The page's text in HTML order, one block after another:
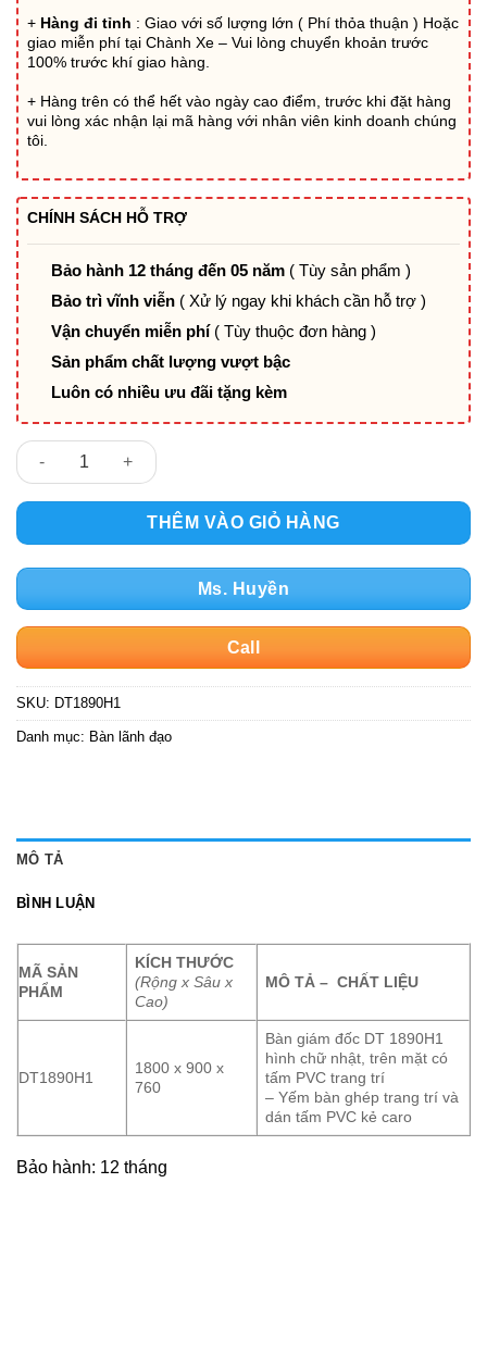
+ Hàng đi tỉnh : Giao với số lượng lớn ( Phí thỏa thuận ) Hoặc
giao miễn phí tại Chành Xe – Vui lòng chuyển khoản trước
100% trước khí giao hàng.
+ Hàng trên có thể hết vào ngày cao điểm, trước khi đặt hàng
vui lòng xác nhận lại mã hàng với nhân viên kinh doanh chúng
tôi.
CHÍNH SÁCH HỖ TRỢ
Bảo hành 12 tháng đến 05 năm ( Tùy sản phẩm )
Bảo trì vĩnh viễn ( Xử lý ngay khi khách cần hỗ trợ )
Vận chuyển miễn phí ( Tùy thuộc đơn hàng )
Sản phẩm chất lượng vượt bậc
Luôn có nhiều ưu đãi tặng kèm
DT1890H1 số lượng
THÊM VÀO GIỎ HÀNG
Ms. Huyền
Call
SKU: DT1890H1
Danh mục: Bàn lãnh đạo
MÔ TẢ
BÌNH LUẬN
MÃ SẢN
PHẨM
KÍCH THƯỚC
(Rộng x Sâu x
Cao)
MÔ TẢ – CHẤT LIỆU
DT1890H1
1800 x 900 x
760
Bàn giám đốc DT 1890H1
hình chữ nhật, trên mặt có
tấm PVC trang trí
– Yếm bàn ghép trang trí và
dán tấm PVC kẻ caro
Bảo hành: 12 tháng